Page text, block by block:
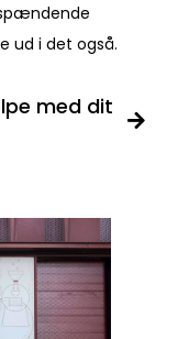
ud i det også.
med dit